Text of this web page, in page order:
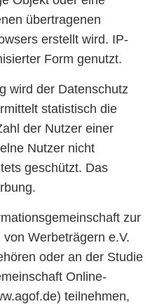
übertragenen
erstellt wird. IP-
Form genutzt.
wird der Datenschutz
statistisch die
der Nutzer einer
Nutzer nicht
geschützt. Das
zur
Werbeträgern e.V.
oder an der Studie
Online-
teilnehmen,